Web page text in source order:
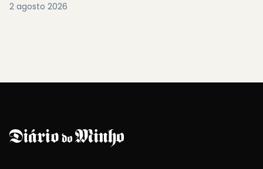
2 agosto 2026